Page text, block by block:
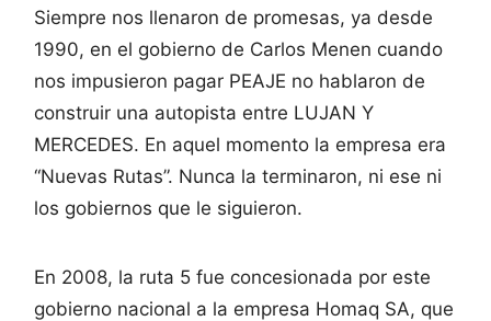
Siempre nos llenaron de promesas, ya desde
1990, en el gobierno de Carlos Menen cuando
nos impusieron pagar PEAJE no hablaron de
construir una autopista entre LUJAN Y
MERCEDES. En aquel momento la empresa era
“Nuevas Rutas”. Nunca la terminaron, ni ese ni
los gobiernos que le siguieron.
En 2008, la ruta 5 fue concesionada por este
gobierno nacional a la empresa Homaq SA, que